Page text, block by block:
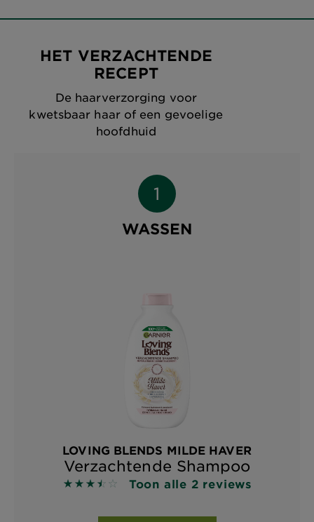
HET VERZACHTENDE
RECEPT
De haarverzorging voor
kwetsbaar haar of een gevoelige
hoofdhuid
WASSEN
LOVING BLENDS MILDE HAVER
Verzachtende Shampoo
3.5 out of 5 stars based on reviews
Toon alle 2 reviews